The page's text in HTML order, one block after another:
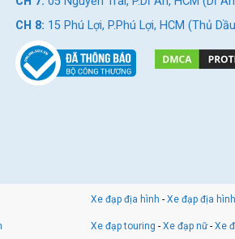
CH 8: 15 Phú Lợi, P.Phú Lợi, HCM (Thủ
Xe đạp địa hình - Xe đạp địa
Xe đạp touring - Xe đạp nữ- Xe